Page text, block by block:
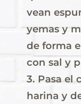
vean
yemas y
de forma
con sal y
3. Pasa el
harina y